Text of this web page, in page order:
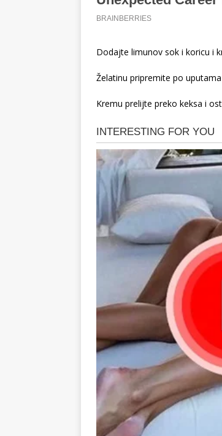
Dodajte limunov sok i koricu i
Želatinu pripremite po
Kremu prelijte preko keksa i